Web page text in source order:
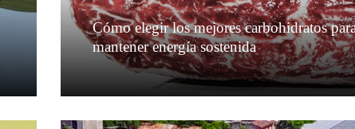
Cómo elegir los mejores carbohidratos
mantener energía sostenida
Leer más